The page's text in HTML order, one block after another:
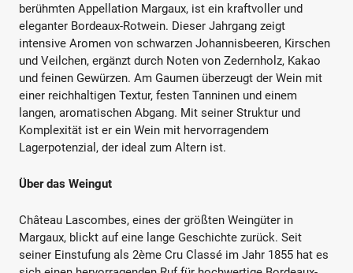
berühmten Appellation Margaux, ist ein kraftvoller und
eleganter Bordeaux-Rotwein. Dieser Jahrgang zeigt
intensive Aromen von schwarzen Johannisbeeren, Kirschen
und Veilchen, ergänzt durch Noten von Zedernholz, Kakao
und feinen Gewürzen. Am Gaumen überzeugt der Wein mit
einer reichhaltigen Textur, festen Tanninen und einem
langen, aromatischen Abgang. Mit seiner Struktur und
Komplexität ist er ein Wein mit hervorragendem
Lagerpotenzial, der ideal zum Altern ist.
Über das Weingut
Château Lascombes, eines der größten Weingüter in
Margaux, blickt auf eine lange Geschichte zurück. Seit
seiner Einstufung als 2ème Cru Classé im Jahr 1855 hat es